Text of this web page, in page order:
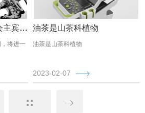
意大利作为本次进博会主宾国，将进一步深化中
将进一
油茶是山茶科植物
油茶是山茶科植物
2023-02-07